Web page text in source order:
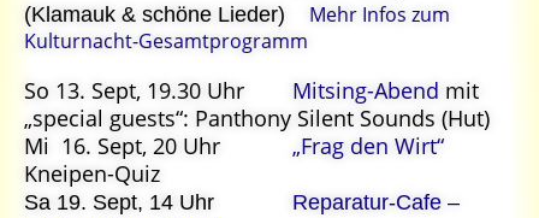
(Klamauk & schöne Lieder)
Mehr Infos zum
Kulturnacht-Gesamtprogramm
So 13. Sept, 19.30 Uhr Mitsing-Abend mit
„special guests“: Panthony Silent Sounds (Hut)
Mi 16. Sept, 20 Uhr
„Frag den Wirt“
Kneipen-Quiz
Sa 19. Sept, 14 Uhr Reparatur-Cafe –